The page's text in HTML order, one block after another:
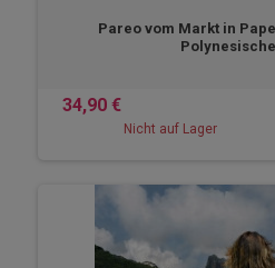
Pareo vom Markt in
34,90 €
Nicht auf Lager